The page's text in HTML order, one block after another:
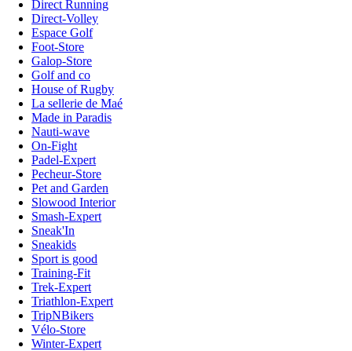
Direct Running
Direct-Volley
Espace Golf
Foot-Store
Galop-Store
Golf and co
House of Rugby
La sellerie de Maé
Made in Paradis
Nauti-wave
On-Fight
Padel-Expert
Pecheur-Store
Pet and Garden
Slowood Interior
Smash-Expert
Sneak'In
Sneakids
Sport is good
Training-Fit
Trek-Expert
Triathlon-Expert
TripNBikers
Vélo-Store
Winter-Expert